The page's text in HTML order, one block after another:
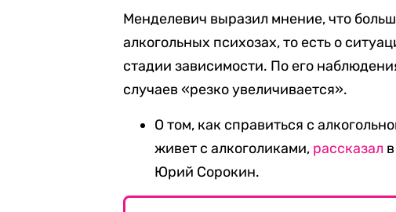
Менделевич выразил мнение, что
алкогольных психозах, то есть о
стадии зависимости. По его
случаев «резко увеличивается».
О том, как справиться с
живет с алкоголиками, рассказал
Юрий Сорокин.